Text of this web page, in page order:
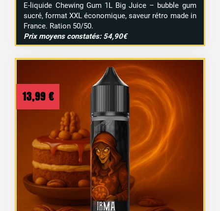
E-liquide Chewing Gum 1L Big Juice – bubble gum
sucré, format XXL économique, saveur rétro made in
France. Ration 50/50.
Prix moyens constatés: 54,90€
13,99 €